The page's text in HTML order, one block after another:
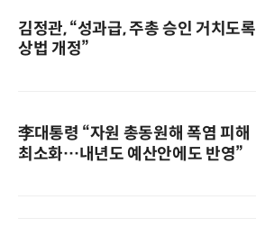
김정관, “성과급, 주총 승인 거치도록
상법 개정”
李대통령 “자원 총동원해 폭염 피해
최소화…내년도 예산안에도 반영”